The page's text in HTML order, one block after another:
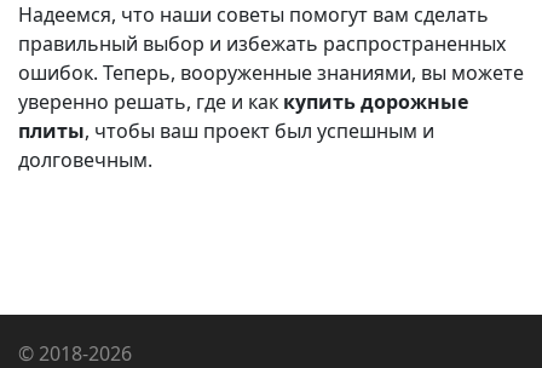
Надеемся, что наши советы помогут вам сделать
правильный выбор и избежать распространенных
ошибок. Теперь, вооруженные знаниями, вы можете
уверенно решать, где и как купить дорожные
плиты, чтобы ваш проект был успешным и
долговечным.
© 2018-2026